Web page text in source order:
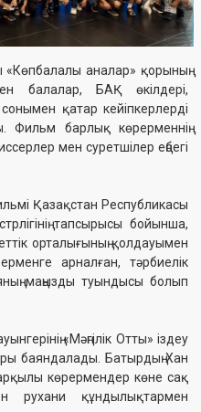
қолдауымен
тәрбиелік
болып
Отты» іздеу
Батырдың Хан
көне сақ
Қазақстан
арқылы